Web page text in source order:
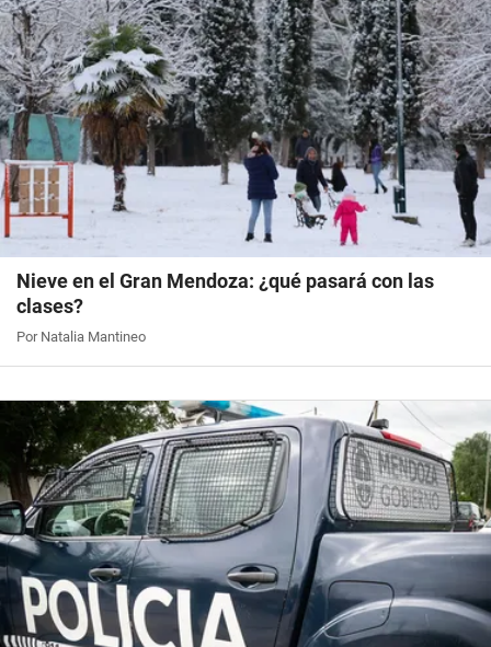
Nieve en el Gran Mendoza: ¿qué pasará con las
clases?
Por Natalia Mantineo